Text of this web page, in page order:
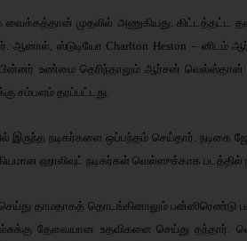
முதலில் அணுகியது. கிட்டத்தட்ட
ஆனால், ஸ்டுடியோ Charlton Heston
உண்மை தெரிந்தாலும் ஆர்சன்
சம்பளம் தரப்பட்டது.
நடிகர்களை ஒப்பந்தம் செய்தார். நடிகை
ஹாலிவுட் நடிகர்கள் வெல்ஸுக்காக
செய்து தாமதாகத் தொடங்கினாலும்
தேவையான உதவிகளை செய்து தந்தார்.